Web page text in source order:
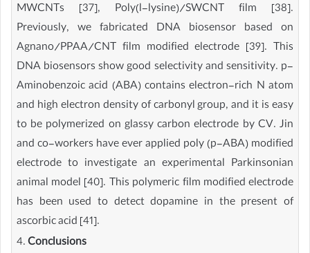
MWCNTs [37], Poly(l-lysine)/SWCNT film [38].
Previously, we fabricated DNA biosensor based on
Agnano/PPAA/CNT film modified electrode [39]. This
DNA biosensors show good selectivity and sensitivity. p-
Aminobenzoic acid (ABA) contains electron-rich N atom
and high electron density of carbonyl group, and it is easy
to be polymerized on glassy carbon electrode by CV. Jin
and co-workers have ever applied poly (p-ABA) modified
electrode to investigate an experimental Parkinsonian
animal model [40]. This polymeric film modified electrode
has been used to detect dopamine in the present of
ascorbic acid [41].
4.Conclusions